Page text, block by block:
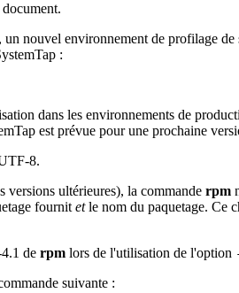
, un nouvel environnement de profilage de
:
dans les environnements de
est prévue pour une prochaine
8.
versions ultérieures), la commande rpm
fournit etle nom du paquetage. Ce
de rpm lors de l'utilisation de l'option
suivante :